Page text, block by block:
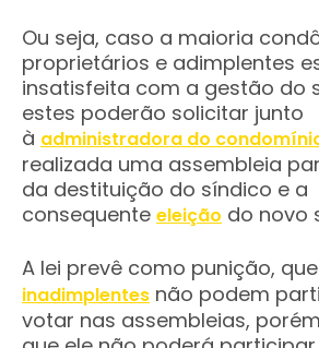
Ou seja, caso a maioria
proprietários e adimplentes
insatisfeita com a gestão do
estes poderão solicitar junto
à administradora do
realizada uma assembleia
da destituição do síndico e a
consequente eleição do novo
A lei prevê como punição,
inadimplentes não podem
votar nas assembleias,